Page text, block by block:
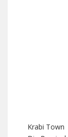
Krabi Town